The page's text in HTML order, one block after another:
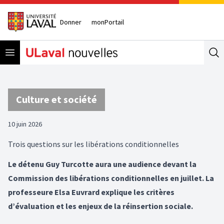
Donner monPortail
Open menu
Culture et société
10 juin 2026
Trois questions sur les libérations conditionnelles
Le détenu Guy Turcotte aura une audience devant la
Commission des libérations conditionnelles en juillet. La
professeure Elsa Euvrard explique les critères
d’évaluation et les enjeux de la réinsertion sociale.